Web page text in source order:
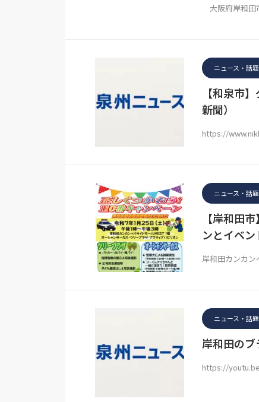
大阪府岸和田
ニュース・話題
【和泉市
新聞）
https://
ニュース・話題
【岸和田
ンとイベ
岸和田カンカ
ニュース・話題
岸和田の
https://